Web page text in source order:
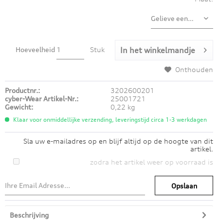
Hoeveelheid Stuk In het winkelmandje
Onthouden
Productnr.:
3202600201
cyber-Wear Artikel-Nr.:
25001721
Gewicht:
0,22 kg
Klaar voor onmiddellijke verzending, leveringstijd circa 1-3 werkdagen
Sla uw e-mailadres op en blijf altijd op de hoogte van dit
artikel.
zodra het artikel weer op voorraad is
Opslaan
Beschrijving